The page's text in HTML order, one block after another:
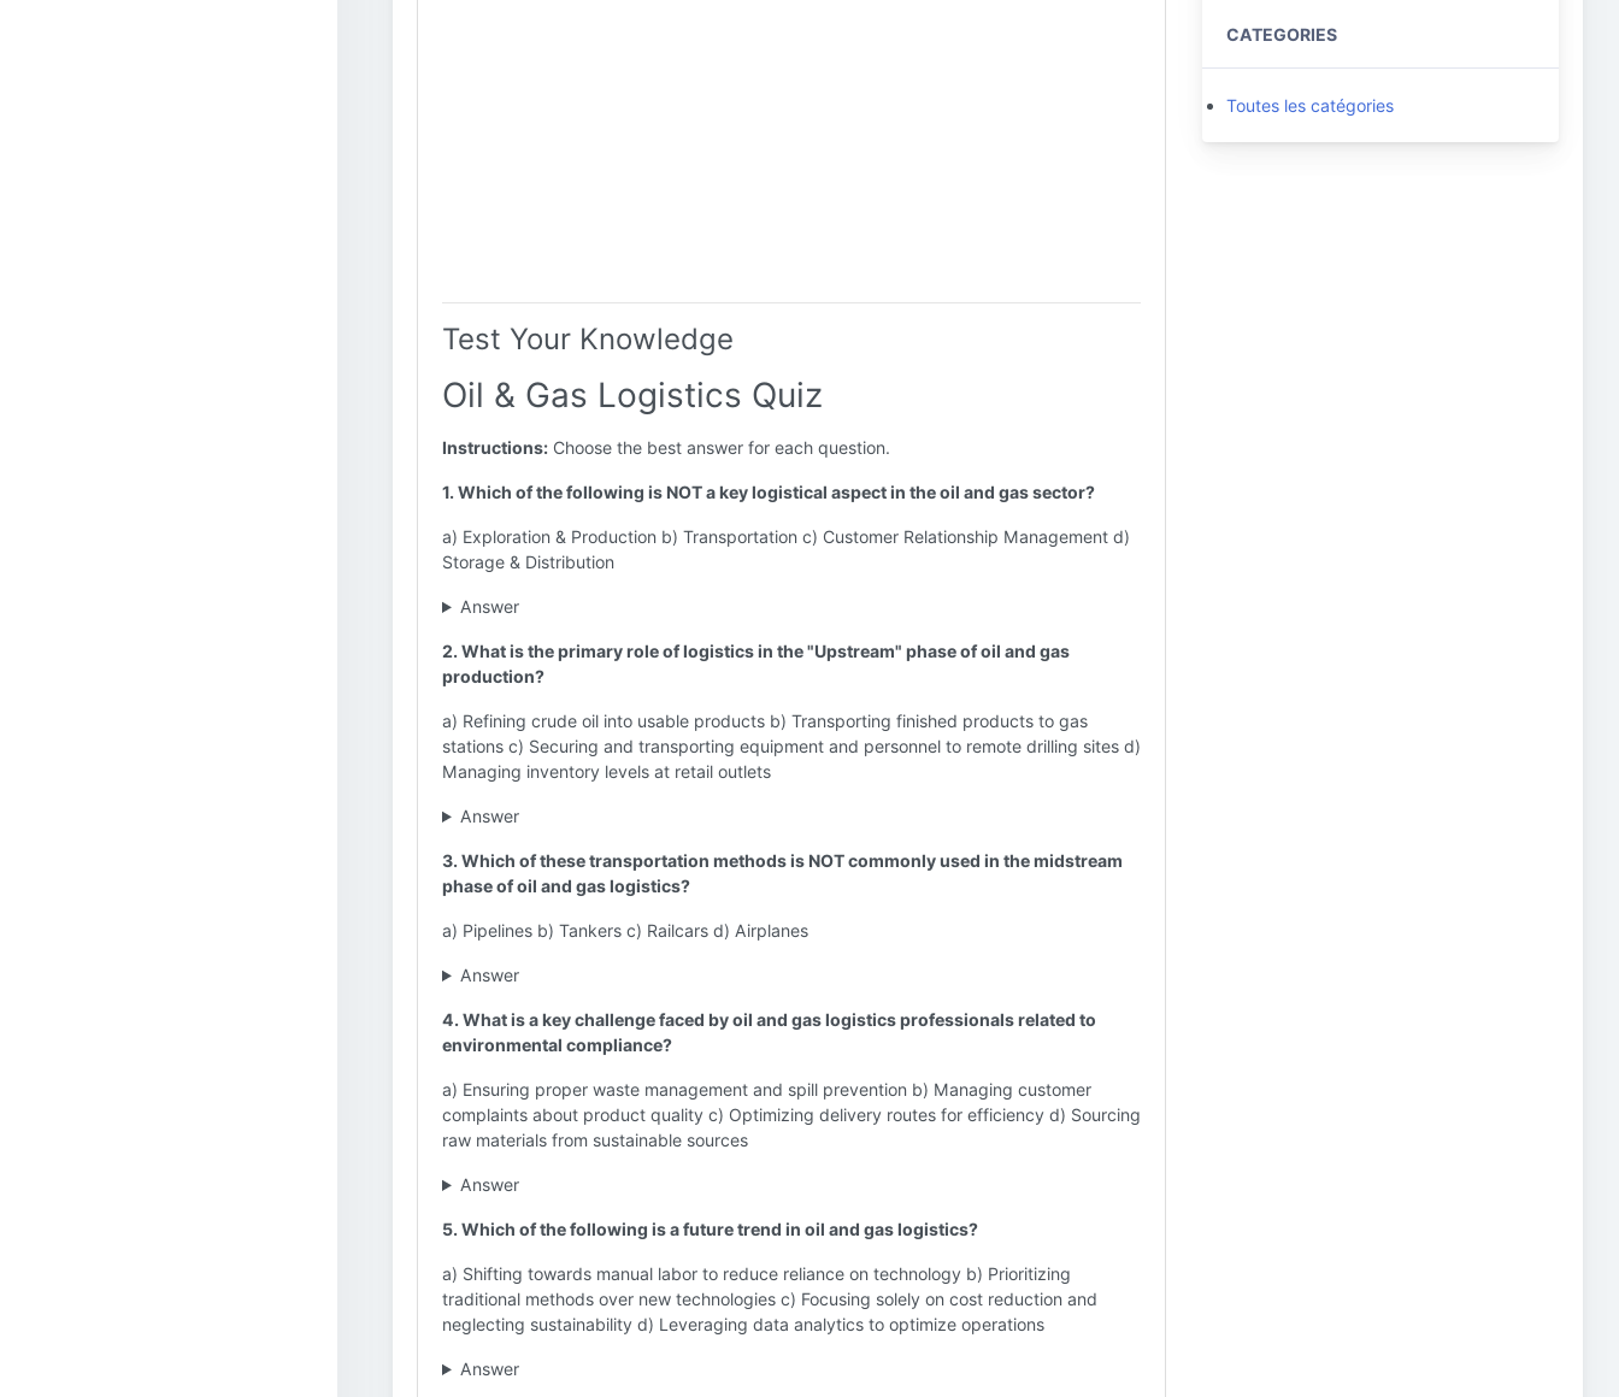
Test Your Knowledge
Oil & Gas Logistics Quiz
Instructions: Choose the best answer for each question.
1. Which of the following is NOT a key logistical aspect in the oil and gas sector?
a) Exploration & Production b) Transportation c) Customer Relationship Management d)
Storage & Distribution
Answer
2. What is the primary role of logistics in the "Upstream" phase of oil and gas
production?
a) Refining crude oil into usable products b) Transporting finished products to gas
stations c) Securing and transporting equipment and personnel to remote drilling sites d)
Managing inventory levels at retail outlets
Answer
3. Which of these transportation methods is NOT commonly used in the midstream
phase of oil and gas logistics?
a) Pipelines b) Tankers c) Railcars d) Airplanes
Answer
4. What is a key challenge faced by oil and gas logistics professionals related to
environmental compliance?
a) Ensuring proper waste management and spill prevention b) Managing customer
complaints about product quality c) Optimizing delivery routes for efficiency d) Sourcing
raw materials from sustainable sources
Answer
5. Which of the following is a future trend in oil and gas logistics?
a) Shifting towards manual labor to reduce reliance on technology b) Prioritizing
traditional methods over new technologies c) Focusing solely on cost reduction and
neglecting sustainability d) Leveraging data analytics to optimize operations
Answer
CATEGORIES
Toutes les catégories